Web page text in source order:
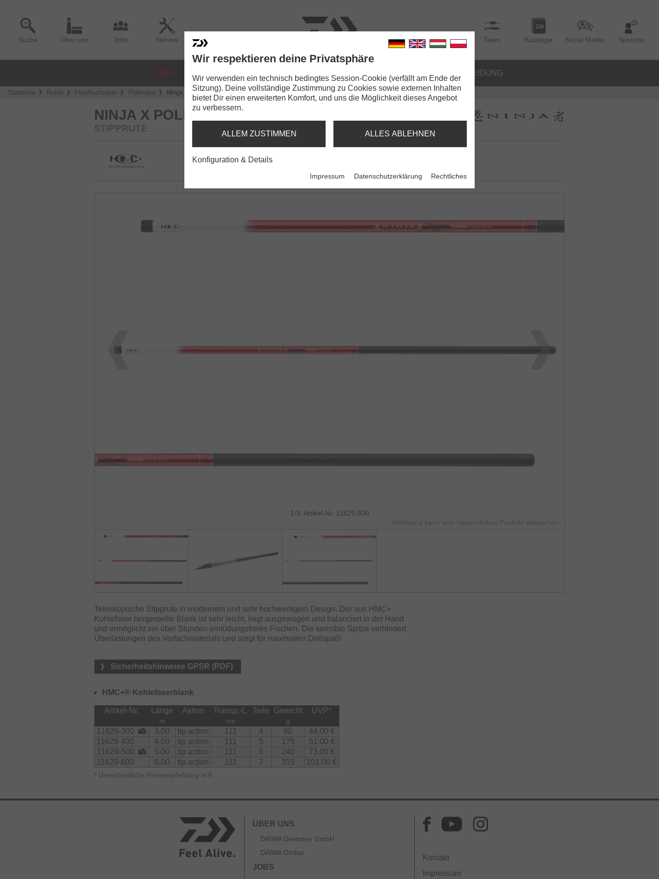
Suche Über uns Jobs Service Team Kataloge Social Media Sprache
NEU BEKLEIDUNG
Startseite Ruten Friedfischruten Poleruten Ninja X Pole
NINJA X POLE
STIPPRUTE
1/3: Artikel-Nr. 11629-500
Abbildung kann vom tatsächlichen Produkt abweichen.
Teleskopische Stipprute in modernem und sehr hochwertigem Design. Der aus HMC+
Kohlefaser hergestellte Blank ist sehr leicht, liegt ausgewogen und balanciert in der Hand
und ermöglicht ein über Stunden ermüdungsfreies Fischen. Die sensible Spitze verhindert
Überlastungen des Vorfachmaterials und sorgt für maximalen Drillspaß!
Sicherheitshinweise GPSR (PDF)
HMC+® Kohlefaserblank
Artikel-Nr. Länge Aktion Transp.-L. Teile Gewicht UVP*
m cm g
11629-300 3.00 tip action 111 4 90
44.00 €
11629-400
4.00 tip action 111 5 175
51.00 €
11629-500
5.00 tip action 111 6 240
73.00 €
11629-600
6.00 tip action 111 7 315 101.00 €
* Unverbindliche Preisempfehlung in €
ÜBER UNS
DAIWA Germany GmbH
DAIWA Global
JOBS
Kontakt
Impressum
Wir respektieren deine Privatsphäre
Wir verwenden ein technisch bedingtes Session-Cookie (verfällt am Ende der
Sitzung). Deine vollständige Zustimmung zu Cookies sowie externen Inhalten
bietet Dir einen erweiterten Komfort, und uns die Möglichkeit dieses Angebot
zu verbessern.
ALLEM ZUSTIMMEN ALLES ABLEHNEN
Konfiguration & Details
Impressum Datenschutzerklärung Rechtliches